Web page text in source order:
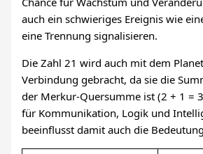
auch ein schwieriges Ereignis wie
eine Trennung signalisieren.
Die Zahl 21 wird auch mit dem
Verbindung gebracht, da sie die
der Merkur-Quersumme ist (2 + 1 =
für Kommunikation, Logik und
beeinflusst damit auch die